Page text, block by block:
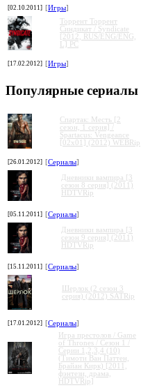
[02.10.2011] [Игры]
Торрент Торрент
Cиндикат / Syndicate
[2012, RUS/ENG/ENG,
L] PC
[17.02.2012] [Игры]
Популярные сериалы
Спартак: Месть [2
сезон, 1 серия] /
Spartacus: Vengeance
[02x01] (2012) WEBRip
[26.01.2012] [Сериалы]
Дневники вампира [3
сезон 8 серия] (2011)
HDTVRip
[05.11.2011] [Сериалы]
Дневники вампира [3
сезон 9 серия] (2011)
HDTVRip
[15.11.2011] [Сериалы]
Шерлок (2 сезон 3
серия) (2012) SATRip
[17.01.2012] [Сериалы]
Игра престолов / Game
of Thrones / Сезон 1 /
Серии 1,2,3,4 (10)
(Тимоти Ван Паттен,
Брайан Кирк) [2011,
фэнтези, драма,
HDTVRip]